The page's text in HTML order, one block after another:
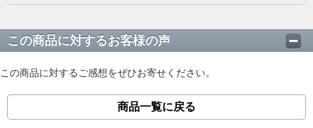
この商品に対するお客様の声
この商品に対するご感想をぜひお寄せください。
商品一覧に戻る